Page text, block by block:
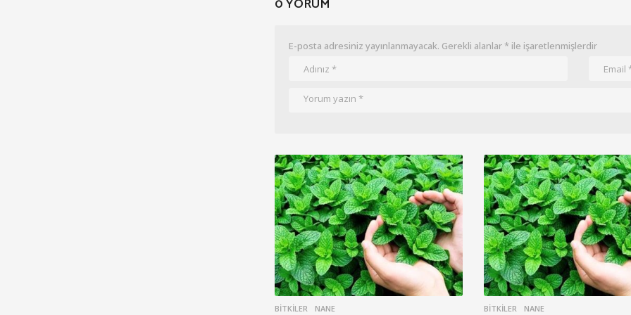
0 YORUM
E-posta adresiniz yayınlanmayacak. Gerekli alanlar*ile işaretlenmişlerdir
BITKILER NANE BITKILER NANE